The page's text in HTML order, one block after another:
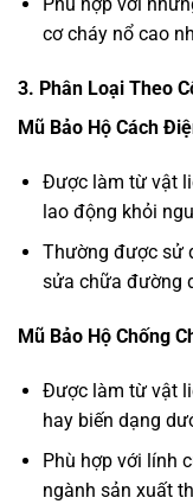
cơ cháy nổ cao
3. Phân Loại Theo
Mũ Bảo Hộ Cách
Được làm từ vật
lao động khỏi
Thường được sử
sửa chữa đường
Mũ Bảo Hộ Chống
Được làm từ vật
hay biến dạng
Phù hợp với lính
ngành sản xuất